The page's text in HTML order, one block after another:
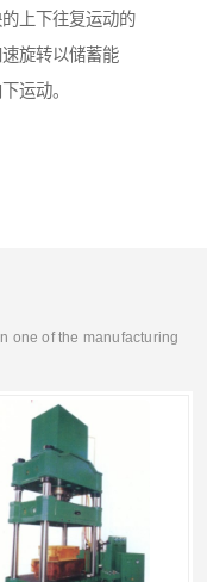
上下往复运动的
旋转以储蓄能
运动。
one of the manufacturing